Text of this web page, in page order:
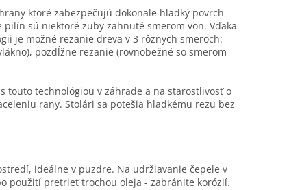
ktoré zabezpečujú dokonale hladký povrch
pilín sú niektoré zuby zahnuté smerom von. Vďaka
je možné rezanie dreva v 3 rôznych smeroch:
pozdĺžne rezanie (rovnobežné so smerom
touto technológiou v záhrade a na starostlivosť o
rany. Stolári sa potešia hladkému rezu bez
ideálne v puzdre. Na udržiavanie čepele v
použití pretrieť trochou oleja - zabránite korózií.